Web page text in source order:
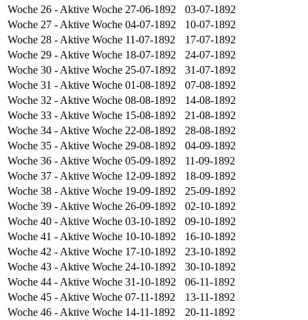
Woche 26 - Aktive Woche 27-06-1892
03-07-1892
Woche 27 - Aktive Woche 04-07-1892
10-07-1892
Woche 28 - Aktive Woche 11-07-1892
17-07-1892
Woche 29 - Aktive Woche 18-07-1892
24-07-1892
Woche 30 - Aktive Woche 25-07-1892
31-07-1892
Woche 31 - Aktive Woche 01-08-1892
07-08-1892
Woche 32 - Aktive Woche 08-08-1892
14-08-1892
Woche 33 - Aktive Woche 15-08-1892
21-08-1892
Woche 34 - Aktive Woche 22-08-1892
28-08-1892
Woche 35 - Aktive Woche 29-08-1892
04-09-1892
Woche 36 - Aktive Woche 05-09-1892
11-09-1892
Woche 37 - Aktive Woche 12-09-1892
18-09-1892
Woche 38 - Aktive Woche 19-09-1892
25-09-1892
Woche 39 - Aktive Woche 26-09-1892
02-10-1892
Woche 40 - Aktive Woche 03-10-1892
09-10-1892
Woche 41 - Aktive Woche 10-10-1892
16-10-1892
Woche 42 - Aktive Woche 17-10-1892
23-10-1892
Woche 43 - Aktive Woche 24-10-1892
30-10-1892
Woche 44 - Aktive Woche 31-10-1892
06-11-1892
Woche 45 - Aktive Woche 07-11-1892
13-11-1892
Woche 46 - Aktive Woche 14-11-1892
20-11-1892